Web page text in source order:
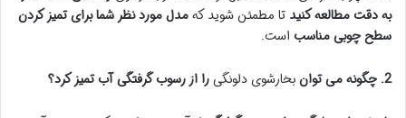
به دقت مطالعه کنید تا مطمئن شوید کهمدل مورد نظر شما برای تمیز کردن
سطح چوبی مناسب است.
2. چگونه می توان بخارشوی دلونگیرا از رسوب گرفتگی آب تمیز کرد؟